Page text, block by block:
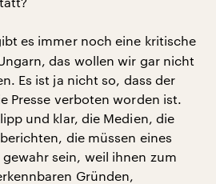
es immer noch eine kritische
das wollen wir gar nicht
Es ist ja nicht so, dass der
Presse verboten worden ist.
und klar, die Medien, die
die müssen eines
sein, weil ihnen zum
Gründen,